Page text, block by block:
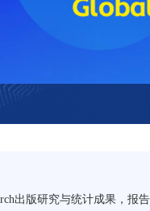
出版研究与统计成果，报